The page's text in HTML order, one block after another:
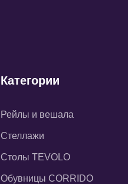
Категории
Рейлы и вешала
Стеллажи
Столы TEVOLO
Обувницы CORRIDO